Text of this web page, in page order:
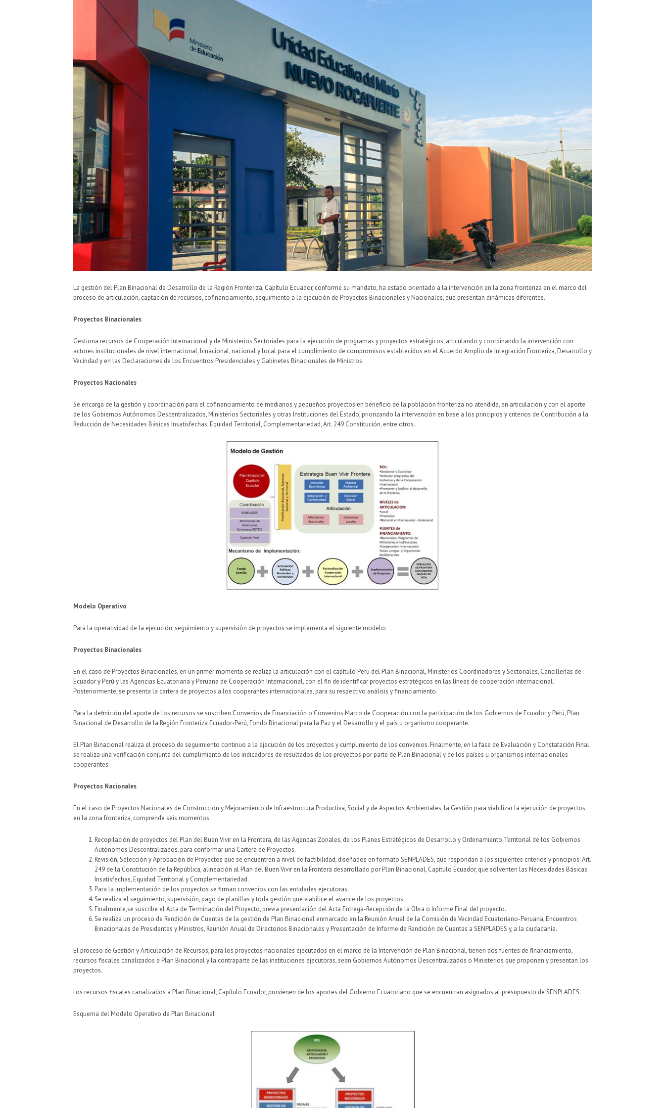
La gestión del Plan Binacional de Desarrollo de la Región Fronteriza, Capítulo Ecuador, conforme su mandato, ha estado orientado a la intervención en la zona fronteriza en el marco del
proceso de articulación, captación de recursos, cofinanciamiento, seguimiento a la ejecución de Proyectos Binacionales y Nacionales, que presentan dinámicas diferentes.
Proyectos Binacionales
Gestiona recursos de Cooperación Internacional y de Ministerios Sectoriales para la ejecución de programas y proyectos estratégicos, articulando y coordinando la intervención con
actores institucionales de nivel internacional, binacional, nacional y local para el cumplimiento de compromisos establecidos en el Acuerdo Amplio de Integración Fronteriza, Desarrollo y
Vecindad y en las Declaraciones de los Encuentros Presidenciales y Gabinetes Binacionales de Ministros.
Proyectos Nacionales
Se encarga de la gestión y coordinación para el cofinanciamiento de medianos y pequeños proyectos en beneficio de la población fronteriza no atendida, en articulación y con el aporte
de los Gobiernos Autónomos Descentralizados, Ministerios Sectoriales y otras Instituciones del Estado, priorizando la intervención en base a los principios y criterios de Contribución a la
Reducción de Necesidades Básicas Insatisfechas, Equidad Territorial, Complementariedad, Art. 249 Constitución, entre otros.
Modelo Operativo
Para la operatividad de la ejecución, seguimiento y supervisión de proyectos se implementa el siguiente modelo:
Proyectos Binacionales
En el caso de Proyectos Binacionales, en un primer momento se realiza la articulación con el capítulo Perú del Plan Binacional, Ministerios Coordinadores y Sectoriales, Cancillerías de
Ecuador y Perú y las Agencias Ecuatoriana y Peruana de Cooperación Internacional, con el fin de identificar proyectos estratégicos en las líneas de cooperación internacional.
Posteriormente, se presenta la cartera de proyectos a los cooperantes internacionales, para su respectivo análisis y financiamiento.
Para la definición del aporte de los recursos se suscriben Convenios de Financiación o Convenios Marco de Cooperación con la participación de los Gobiernos de Ecuador y Perú, Plan
Binacional de Desarrollo de la Región Fronteriza Ecuador-Perú, Fondo Binacional para la Paz y el Desarrollo y el país u organismo cooperante.
El Plan Binacional realiza el proceso de seguimiento continuo a la ejecución de los proyectos y cumplimiento de los convenios. Finalmente, en la fase de Evaluación y Constatación Final
se realiza una verificación conjunta del cumplimiento de los indicadores de resultados de los proyectos por parte de Plan Binacional y de los países u organismos internacionales
cooperantes.
Proyectos Nacionales
En el caso de Proyectos Nacionales de Construcción y Mejoramiento de Infraestructura Productiva, Social y de Aspectos Ambientales, la Gestión para viabilizar la ejecución de proyectos
en la zona fronteriza, comprende seis momentos:
Recopilación de proyectos del Plan del Buen Vivir en la Frontera, de las Agendas Zonales, de los Planes Estratégicos de Desarrollo y Ordenamiento Territorial de los Gobiernos
Autónomos Descentralizados, para conformar una Cartera de Proyectos.
Revisión, Selección y Aprobación de Proyectos que se encuentren a nivel de factibilidad, diseñados en formato SENPLADES, que respondan a los siguientes criterios y principios: Art.
249 de la Constitución de la República, alineación al Plan del Buen Vivir en la Frontera desarrollado por Plan Binacional, Capítulo Ecuador, que solventen las Necesidades Básicas
Insatisfechas, Equidad Territorial y Complementariedad.
Para la implementación de los proyectos se firman convenios con las entidades ejecutoras.
Se realiza el seguimiento, supervisión, pago de planillas y toda gestión que viabilice el avance de los proyectos.
Finalmente,se suscribe el Acta de Terminación del Proyecto, previa presentación del Acta Entrega-Recepción de la Obra o Informe Final del proyecto.
Se realiza un proceso de Rendición de Cuentas de la gestión de Plan Binacional enmarcado en la Reunión Anual de la Comisión de Vecindad Ecuatoriano-Peruana, Encuentros
Binacionales de Presidentes y Ministros, Reunión Anual de Directorios Binacionales y Presentación de Informe de Rendición de Cuentas a SENPLADES y, a la ciudadanía.
El proceso de Gestión y Articulación de Recursos, para los proyectos nacionales ejecutados en el marco de la Intervención de Plan Binacional, tienen dos fuentes de financiamiento,
recursos fiscales canalizados a Plan Binacional y la contraparte de las instituciones ejecutoras, sean Gobiernos Autónomos Descentralizados o Ministerios que proponen y presentan los
proyectos.
Los recursos fiscales canalizados a Plan Binacional, Capítulo Ecuador, provienen de los aportes del Gobierno Ecuatoriano que se encuentran asignados al presupuesto de SENPLADES.
Esquema del Modelo Operativo de Plan Binacional